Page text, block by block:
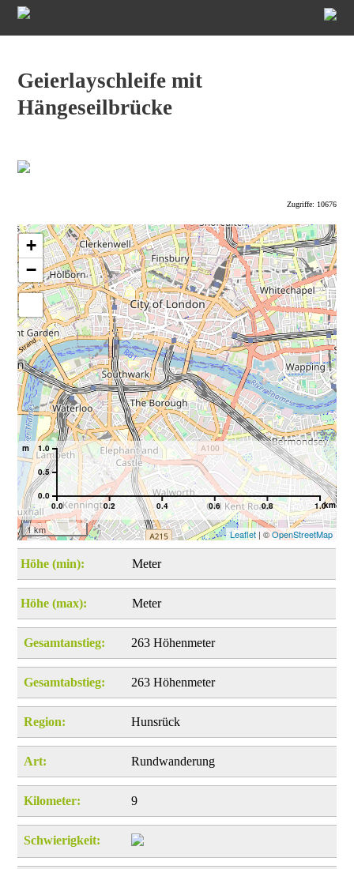
Geierlayschleife mit
Hängeseilbrücke
Zugriffe: 10676
+
−
0.0 0.2 0.4 0.6 0.8 1.0km
0.0
0.5
1.0
m
1 km Leaflet| ©OpenStreetMap
Höhe (min): Meter
Höhe (max): Meter
Gesamtanstieg: 263 Höhenmeter
Gesamtabstieg: 263 Höhenmeter
Region: Hunsrück
Art: Rundwanderung
Kilometer: 9
Schwierigkeit: